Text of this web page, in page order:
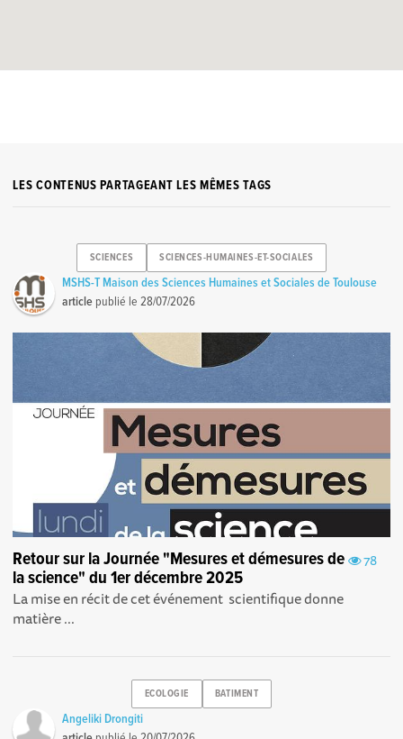
LES CONTENUS PARTAGEANT LES MÊMES TAGS
SCIENCES SCIENCES-HUMAINES-ET-SOCIALES
MSHS-T Maison des Sciences Humaines et Sociales de Toulouse
article publié le28/07/2026
78
Retour sur la Journée "Mesures et démesures de
la science" du 1er décembre 2025
La mise en récit de cet événement scientifique donne
matière ...
ECOLOGIE BATIMENT
Angeliki Drongiti